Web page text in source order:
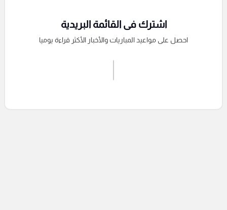
اشترك فى القائمة البريدية
احصل على مواعيد المباريات والأخبار الأكثر قراءة يوميا